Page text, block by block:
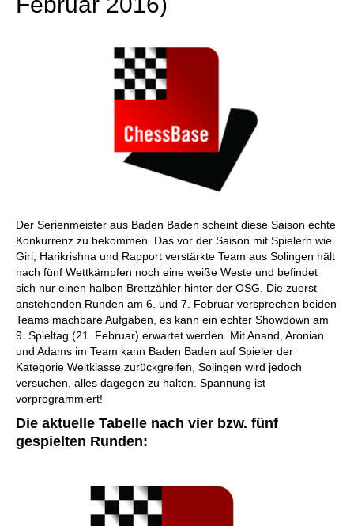
Der Serienmeister aus Baden Baden scheint diese Saison echte
Konkurrenz zu bekommen. Das vor der Saison mit Spielern wie
Giri, Harikrishna und Rapport verstärkte Team aus Solingen hält
nach fünf Wettkämpfen noch eine weiße Weste und befindet
sich nur einen halben Brettzähler hinter der OSG. Die zuerst
anstehenden Runden am 6. und 7. Februar versprechen beiden
Teams machbare Aufgaben, es kann ein echter Showdown am
9. Spieltag (21. Februar) erwartet werden. Mit Anand, Aronian
und Adams im Team kann Baden Baden auf Spieler der
Kategorie Weltklasse zurückgreifen, Solingen wird jedoch
versuchen, alles dagegen zu halten. Spannung ist
vorprogrammiert!
Die aktuelle Tabelle nach vier bzw. fünf
gespielten Runden: